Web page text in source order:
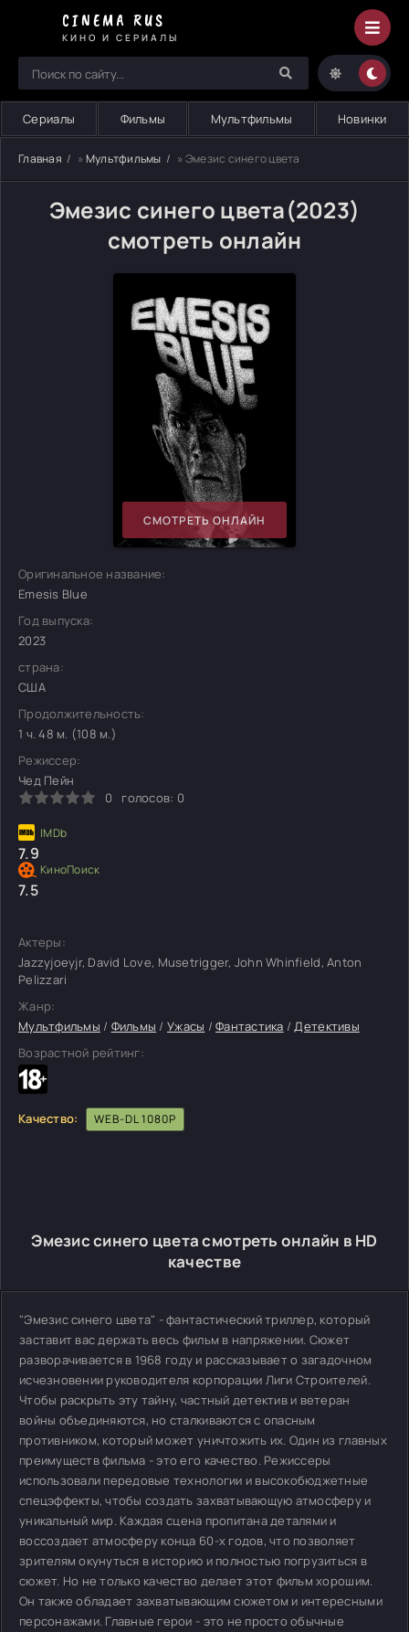
CINEMA RUS
КИНО И СЕРИАЛЫ
Сериалы Фильмы Мультфильмы Новинки
Главная » Мультфильмы » Эмезис синего цвета
Эмезис синего цвета(2023)
смотреть онлайн
СМОТРЕТЬ ОНЛАЙН
Оригинальное название:
Emesis Blue
Год выпуска:
2023
страна:
США
Продолжительность:
1 ч. 48 м. (108 м.)
Режиссер:
Чед Пейн
0
голосов: 0
7.9
7.5
Актеры:
Jazzyjoeyjr, David Love, Musetrigger, John Whinfield, Anton
Pelizzari
Жанр:
Мультфильмы / Фильмы / Ужасы /Фантастика /Детективы
Возрастной рейтинг:
Качество: WEB-DL 1080P
Эмезис синего цвета смотреть онлайн в HD
качестве
"Эмезис синего цвета" - фантастический триллер, который
заставит вас держать весь фильм в напряжении. Сюжет
разворачивается в 1968 году и рассказывает о загадочном
исчезновении руководителя корпорации Лиги Строителей.
Чтобы раскрыть эту тайну, частный детектив и ветеран
войны объединяются, но сталкиваются с опасным
противником, который может уничтожить их. Один из главных
преимуществ фильма - это его качество. Режиссеры
использовали передовые технологии и высокобюджетные
спецэффекты, чтобы создать захватывающую атмосферу и
уникальный мир. Каждая сцена пропитана деталями и
воссоздает атмосферу конца 60-х годов, что позволяет
зрителям окунуться в историю и полностью погрузиться в
сюжет. Но не только качество делает этот фильм хорошим.
Он также обладает захватывающим сюжетом и интересными
персонажами. Главные герои - это не просто обычные